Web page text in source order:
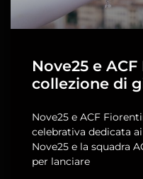
Nove25 e
collezione di
Nove25 e ACF
celebrativa dedicata
Nove25 e la squadra
per lanciare